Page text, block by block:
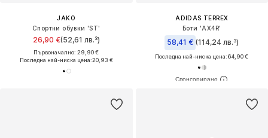
JAKO
Спортни обувки 'ST'
26,90 €(52,61 лв.³)
Първоначално: 29,90 €
Последна най-ниска цена:20,93 €
ADIDAS TERREX
Боти 'AX4R'
58,41 € (114,24 лв.³)
Последна най-ниска цена:64,90 €